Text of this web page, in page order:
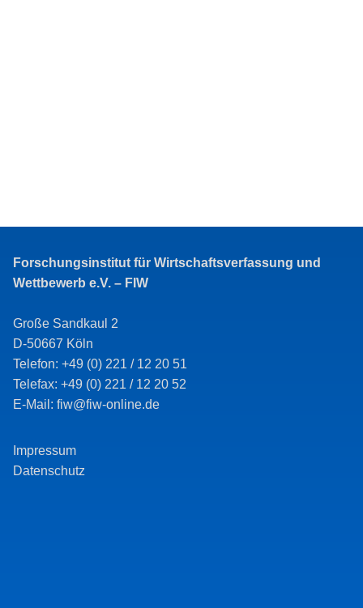
Forschungsinstitut für Wirtschaftsverfassung und
Wettbewerb e.V. – FIW
Große Sandkaul 2
D-50667 Köln
Telefon: +49 (0) 221 / 12 20 51
Telefax: +49 (0) 221 / 12 20 52
E-Mail: fiw@fiw-online.de
Impressum
Datenschutz